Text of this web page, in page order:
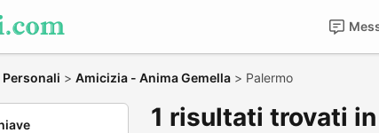
Personali > Amicizia - Anima Gemella > Palermo
1 risultati trovati